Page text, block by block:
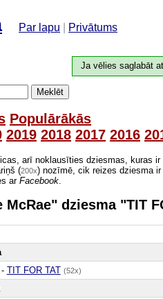
Par lapu Privātums
Ja vēlies saglabāt
Meklēt
Populārākās
2019 2018 2017 2016
arī noklausīties dziesmas, kuras
(200x) nozīmē, cik reizes dziesma
ar Facebook
dziesma "TIT
TIT FOR TAT (52x)